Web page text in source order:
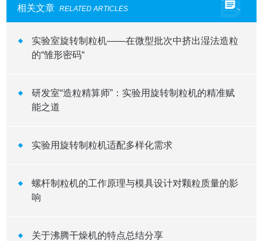
相关文章 RELATED ARTICLES
实验室旋转制粒机——在微型批次中挤出湿法造粒
的“雏形密码“
研发室“造粒精算师”：实验用旋转制粒机的精准赋
能之道​
实验用旋转制粒机适配多样化需求
螺杆制粒机的工作原理与模具设计对颗粒质量的影
响
关于沸腾干燥机的特点总结分享